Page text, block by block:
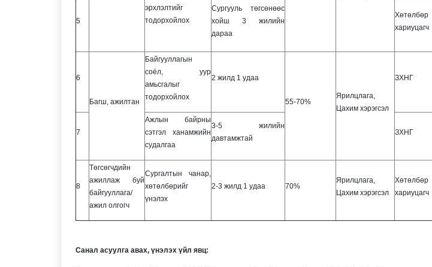
эрхлэлтийг
тодорхойлох
5
Сургууль төгсөнөөс
хойш 3 жилийн
дараа
Хөтөлбөр
хариуцагч
6
Багш, ажилтан
Байгууллагын
соёл, уур
амьсгалыг
тодорхойлох
2 жилд 1 удаа
55-70%
Ярилцлага,
Цахим хэрэгсэл
ЗХНГ
7
Ажлын байрны
сэтгэл ханамжийн
судалгаа
3-5 жилийн
давтамжтай
ЗХНГ
8
Төгсөгчдийн
ажиллаж буй
байгууллага/
ажил олгогч
Сургалтын чанар,
хөтөлбөрийг
үнэлэх
2-3 жилд 1 удаа 70%
Ярилцлага,
Цахим хэрэгсэл
Хөтөлбөр
хариуцагч
Санал асуулга авах, үнэлэх үйл явц: